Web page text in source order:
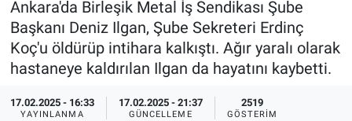
Ankara'da Birleşik Metal İş Sendikası Şube
Başkanı Deniz Ilgan, Şube Sekreteri Erdinç
Koç'u öldürüp intihara kalkıştı. Ağır yaralı olarak
hastaneye kaldırılan Ilgan da hayatını kaybetti.
17.02.2025 - 16:33
YAYINLANMA
17.02.2025 - 21:37
GÜNCELLEME
2519
GÖSTERIM
Dünya
Ege Saati
Ege'den Esintiler
Spor
Yayın Akışı
İletişim
Son Dakika Haberleri
Haber Arşivi